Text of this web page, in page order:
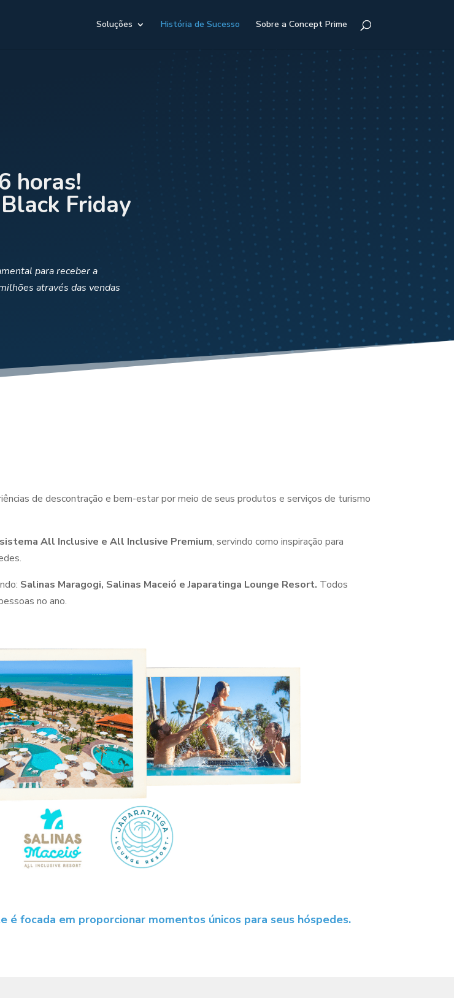
Soluções História de Sucesso Sobre a Concept Prime
horas!
Friday
para receber a
através das vendas
de descontração e bem-estar por meio de seus produtos e serviços de turismo
All Inclusive e All Inclusive Premium, servindo como inspiração para
Salinas Maragogi, Salinas Maceió e Japaratinga Lounge Resort. Todos
no ano.
é focada em proporcionar momentos únicos para seus hóspedes.